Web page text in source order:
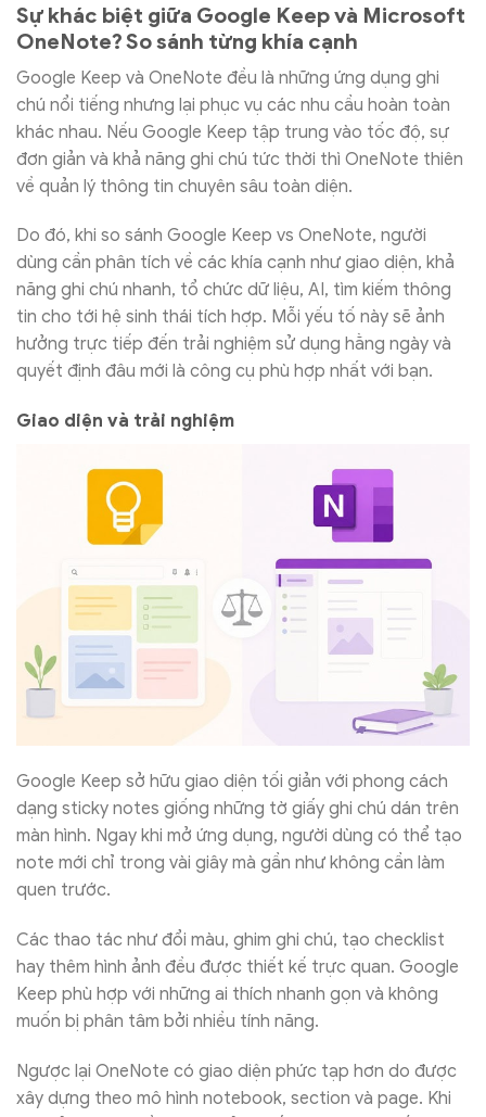
Sự khác biệt giữa Google Keep và Microsoft
OneNote? So sánh từng khía cạnh
Google Keep và OneNote đều là những ứng dụng ghi
chú nổi tiếng nhưng lại phục vụ các nhu cầu hoàn toàn
khác nhau. Nếu Google Keep tập trung vào tốc độ, sự
đơn giản và khả năng ghi chú tức thời thì OneNote thiên
về quản lý thông tin chuyên sâu toàn diện.
Do đó, khi so sánh Google Keep vs OneNote, người
dùng cần phân tích về các khía cạnh như giao diện, khả
năng ghi chú nhanh, tổ chức dữ liệu, AI, tìm kiếm thông
tin cho tới hệ sinh thái tích hợp. Mỗi yếu tố này sẽ ảnh
hưởng trực tiếp đến trải nghiệm sử dụng hằng ngày và
quyết định đâu mới là công cụ phù hợp nhất với bạn.
Giao diện và trải nghiệm
Google Keep sở hữu giao diện tối giản với phong cách
dạng sticky notes giống những tờ giấy ghi chú dán trên
màn hình. Ngay khi mở ứng dụng, người dùng có thể tạo
note mới chỉ trong vài giây mà gần như không cần làm
quen trước.
Các thao tác như đổi màu, ghim ghi chú, tạo checklist
hay thêm hình ảnh đều được thiết kế trực quan. Google
Keep phù hợp với những ai thích nhanh gọn và không
muốn bị phân tâm bởi nhiều tính năng.
Ngược lại OneNote có giao diện phức tạp hơn do được
xây dựng theo mô hình notebook, section và page. Khi